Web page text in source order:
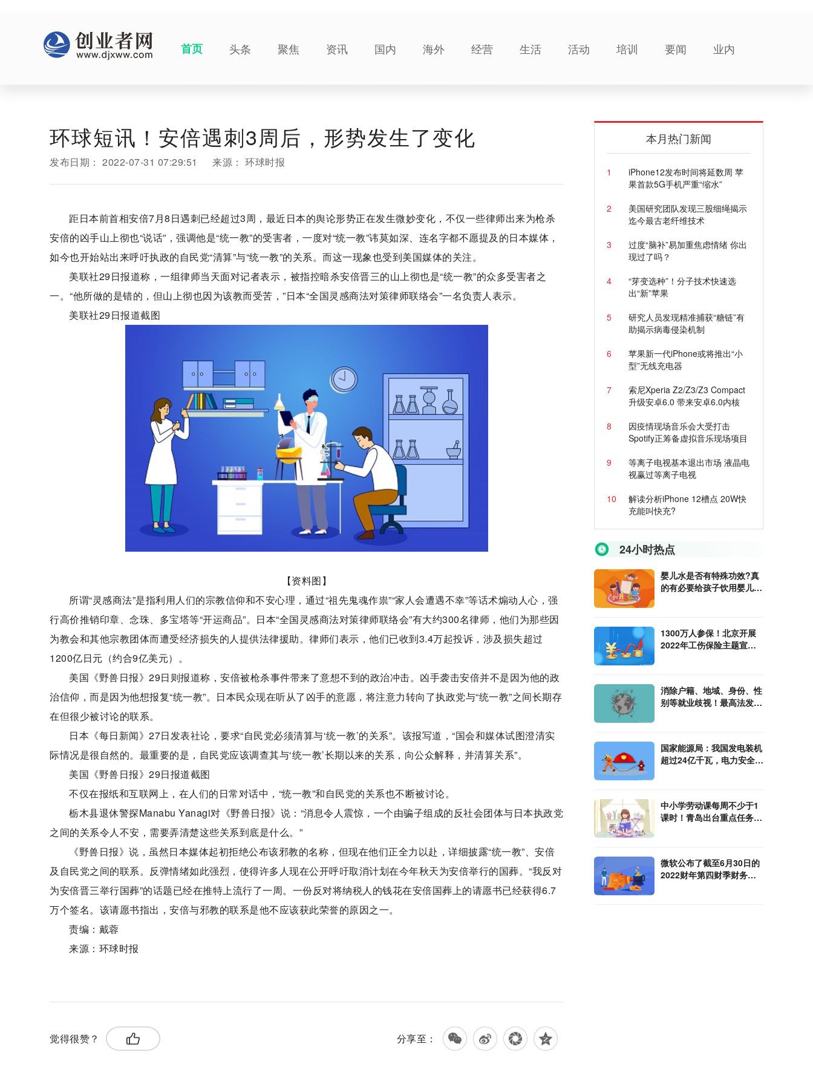
首页 头条 聚焦 资讯 国内 海外 经营 生活 活动 培训 要闻 业内
环球短讯！安倍遇刺3周后，形势发生了变化
发布日期： 2022-07-31 07:29:51 来源： 环球时报
距日本前首相安倍7月8日遇刺已经超过3周，最近日本的舆论形势正在发生微妙变化，不仅一些律师出来为枪杀
安倍的凶手山上彻也“说话”，强调他是“统一教”的受害者，一度对“统一教”讳莫如深、连名字都不愿提及的日本媒体，
如今也开始站出来呼吁执政的自民党“清算”与“统一教”的关系。而这一现象也受到美国媒体的关注。
美联社29日报道称，一组律师当天面对记者表示，被指控暗杀安倍晋三的山上彻也是“统一教”的众多受害者之
一。“他所做的是错的，但山上彻也因为该教而受苦，”日本“全国灵感商法对策律师联络会”一名负责人表示。
美联社29日报道截图
【资料图】
所谓“灵感商法”是指利用人们的宗教信仰和不安心理，通过“祖先鬼魂作祟”“家人会遭遇不幸”等话术煽动人心，强
行高价推销印章、念珠、多宝塔等“开运商品”。日本“全国灵感商法对策律师联络会”有大约300名律师，他们为那些因
为教会和其他宗教团体而遭受经济损失的人提供法律援助。律师们表示，他们已收到3.4万起投诉，涉及损失超过
1200亿日元（约合9亿美元）。
美国《野兽日报》29日则报道称，安倍被枪杀事件带来了意想不到的政治冲击。凶手袭击安倍并不是因为他的政
治信仰，而是因为他想报复“统一教”。日本民众现在听从了凶手的意愿，将注意力转向了执政党与“统一教”之间长期存
在但很少被讨论的联系。
日本《每日新闻》27日发表社论，要求“自民党必须清算与‘统一教’的关系”。该报写道，“国会和媒体试图澄清实
际情况是很自然的。最重要的是，自民党应该调查其与‘统一教’长期以来的关系，向公众解释，并清算关系”。
美国《野兽日报》29日报道截图
不仅在报纸和互联网上，在人们的日常对话中，“统一教”和自民党的关系也不断被讨论。
栃木县退休警探Manabu Yanagi对《野兽日报》说：“消息令人震惊，一个由骗子组成的反社会团体与日本执政党
之间的关系令人不安，需要弄清楚这些关系到底是什么。”
《野兽日报》说，虽然日本媒体起初拒绝公布该邪教的名称，但现在他们正全力以赴，详细披露“统一教”、安倍
及自民党之间的联系。反弹情绪如此强烈，使得许多人现在公开呼吁取消计划在今年秋天为安倍举行的国葬。“我反对
为安倍晋三举行国葬”的话题已经在推特上流行了一周。一份反对将纳税人的钱花在安倍国葬上的请愿书已经获得6.7
万个签名。该请愿书指出，安倍与邪教的联系是他不应该获此荣誉的原因之一。
责编：戴蓉
来源：环球时报
觉得很赞？ 分享至：
本月热门新闻
1
iPhone12发布时间将延数周 苹
果首款5G手机严重“缩水”
2
美国研究团队发现三股细绳揭示
迄今最古老纤维技术
3
过度“脑补”易加重焦虑情绪 你出
现过了吗？
4
“芽变选种”！分子技术快速选
出“新”苹果
5
研究人员发现精准捕获“糖链”有
助揭示病毒侵染机制
6
苹果新一代iPhone或将推出“小
型”无线充电器
7
索尼Xperia Z2/Z3/Z3 Compact
升级安卓6.0 带来安卓6.0内核
8
因疫情现场音乐会大受打击
Spotify正筹备虚拟音乐现场项目
9
等离子电视基本退出市场 液晶电
视赢过等离子电视
10
解读分析iPhone 12槽点 20W快
充能叫快充?
24小时热点
婴儿水是否有特殊功效?真
的有必要给孩子饮用婴儿水
1300万人参保！北京开展
2022年工伤保险主题宣传
消除户籍、地域、身份、性
别等就业歧视！最高法发布
国家能源局：我国发电装机
超过24亿千瓦，电力安全水
中小学劳动课每周不少于1
课时！青岛出台重点任务清
微软公布了截至6月30日的
2022财年第四财季财务业